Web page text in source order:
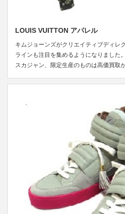
LOUIS VUITTON アパレル
キムジョーンズがクリエイティブディレ
ラインも注目を集めるようになりました
スカジャン、限定生産のものは高価買取